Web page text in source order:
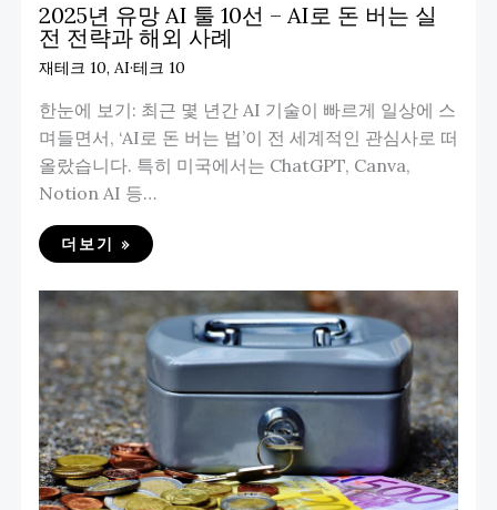
2025년 유망 AI 툴 10선 – AI로 돈 버는 실
전 전략과 해외 사례
재테크 10, AI·테크 10
한눈에 보기: 최근 몇 년간 AI 기술이 빠르게 일상에 스
며들면서, ‘AI로 돈 버는 법’이 전 세계적인 관심사로 떠
올랐습니다. 특히 미국에서는 ChatGPT, Canva,
Notion AI 등…
더보기 »